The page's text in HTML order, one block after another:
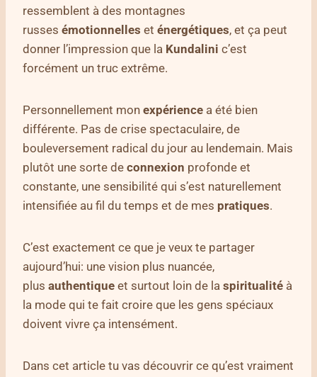
ressemblent à des montagnes
russes émotionnelles et énergétiques, et ça peut
donner l’impression que la Kundalini c’est
forcément un truc extrême.
Personnellement mon expérience a été bien
différente. Pas de crise spectaculaire, de
bouleversement radical du jour au lendemain. Mais
plutôt une sorte de connexion profonde et
constante, une sensibilité qui s’est naturellement
intensifiée au fil du temps et de mes pratiques.
C’est exactement ce que je veux te partager
aujourd’hui: une vision plus nuancée,
plus authentique et surtout loin de la spiritualité à
la mode qui te fait croire que les gens spéciaux
doivent vivre ça intensément.
Dans cet article tu vas découvrir ce qu’est vraiment